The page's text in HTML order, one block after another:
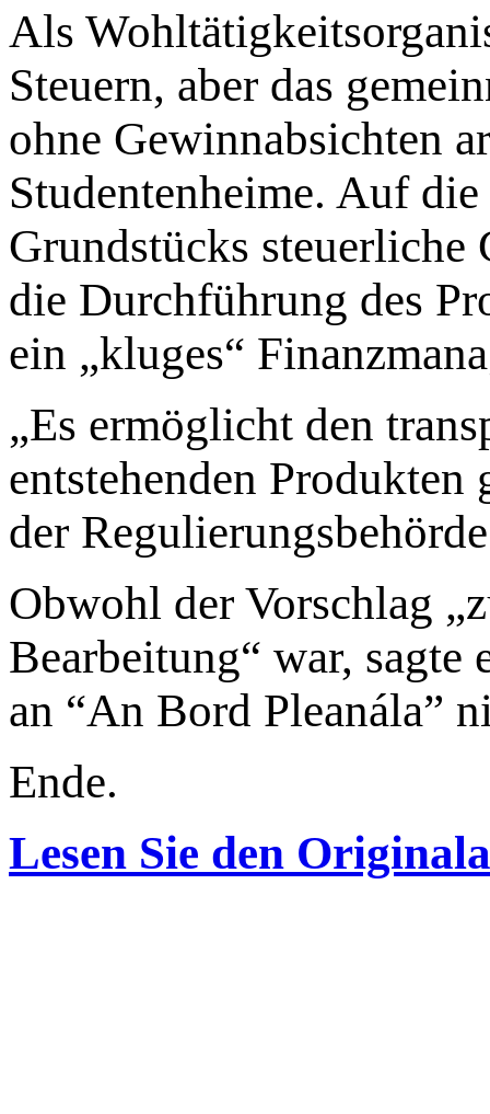
Als
Steuern, aber das
ohne Gewinnabsichten
Studentenheime. Auf
Grundstücks steuerliche
die Durchführung des
ein „kluges“
„Es ermöglicht den
entstehenden Produkten
der
Obwohl der Vorschlag
Bearbeitung“ war, sagte
an “An Bord Pleanála”
Ende.
Lesen Sie den